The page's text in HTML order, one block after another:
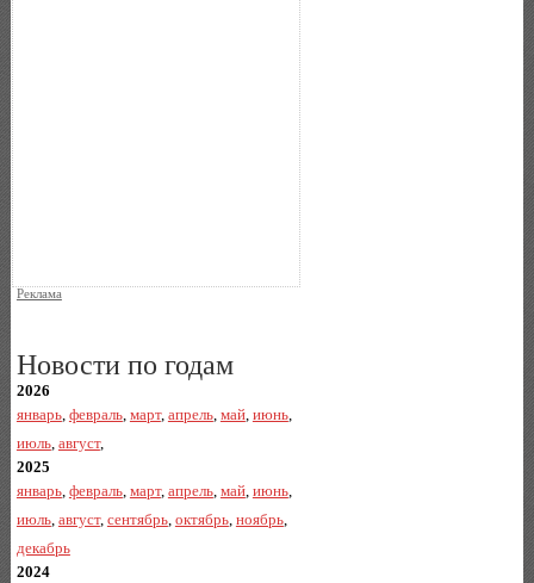
Реклама
Новости по годам
2026
январь, февраль, март, апрель, май, июнь,
июль, август,
2025
январь, февраль, март, апрель, май, июнь,
июль, август, сентябрь, октябрь, ноябрь,
декабрь
2024